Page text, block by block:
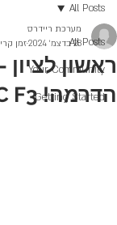
All Posts
Your Community
Getting Started
All Posts
ראשון
הדרמה! UCC F3.
מערכת ריידרס
28 בדצמ׳ 2024
זמן קריאה